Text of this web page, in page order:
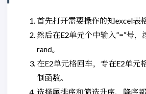
首先打开需要操作的知excel表格
然后在E2单元个中输入“=”号，
rand。
在E2单元格回车，专在E2单元
制函数。
选择属排序和筛选升序、降序都